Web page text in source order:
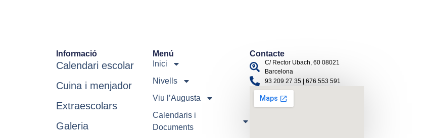
Informació
Calendari escolar
Cuina i menjador
Extraescolars
Galeria
Menú
Inici
Nivells
Viu l’Augusta
Calendaris i
Documents
Contacte
C/ Rector Ubach, 60 08021
Barcelona
93 209 27 35 | 676 553 591